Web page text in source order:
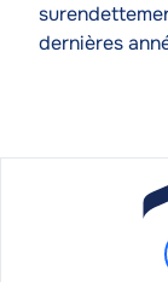
dernières